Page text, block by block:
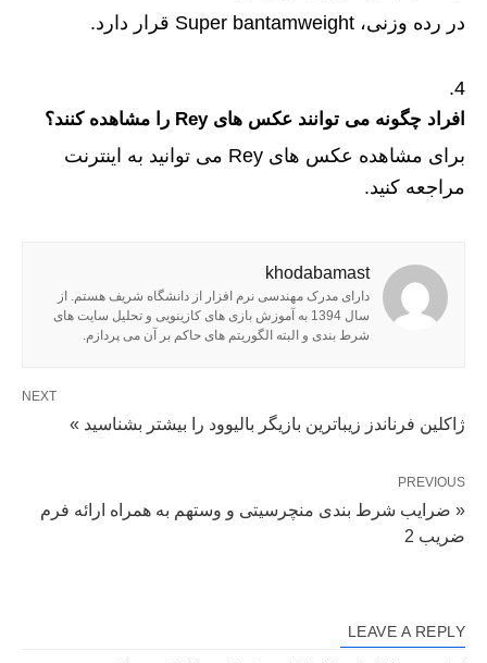
در رده وزنی، Super bantamweight قرار دارد.
افراد چگونه می توانند عکس های Rey را مشاهده کنند؟
برای مشاهده عکس های Rey می توانید به اینترنت
مراجعه کنید.
khodabamast
دارای مدرک مهندسی نرم افزار از دانشگاه شریف هستم. از
سال 1394 به آموزش بازی های کازینویی و تحلیل سایت های
شرط بندی و البته الگوریتم های حاکم بر آن می پردازم.
NEXT
ژاکلین فرناندز زیباترین بازیگر بالیوود را بیشتر بشناسید »
PREVIOUS
« ضرایب شرط بندی منچرسیتی و وستهم به همراه ارائه فرم
ضریب 2
LEAVE A REPLY